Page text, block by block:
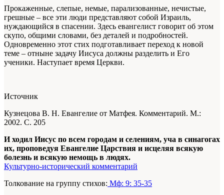
Прокаженные, слепые, немые, парализованные, нечистые,
грешные – все эти люди представляют собой Израиль,
нуждающийся в спасении. Здесь евангелист говорит об этом
скупо, общими словами, без деталей и подробностей.
Одновременно этот стих подготавливает переход к новой
теме – отныне задачу Иисуса должны разделить и Его
ученики. Наступает время Церкви.
Источник
Кузнецова В. Н. Евангелие от Матфея. Комментарий. М.:
2002. С. 205
И ходил Иисус по всем городам и селениям, уча в синагогах
их, проповедуя Евангелие Царствия и исцеляя всякую
болезнь и всякую немощь в людях.
Культурно-исторический комментарий
Толкование на группу стихов: Мф: 9: 35-35